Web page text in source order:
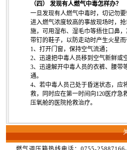
（四） 发现有人燃气中毒怎样办？
一旦发现有人燃气中毒时，切记勿要
进入燃气浓度较高的事故现场时，
施，可用湿布、湿毛巾等捂住口鼻
带钉的鞋子，以防走动时产生火星而
1、打开门窗，保持空气流通；
2、迅速把中毒人员移到空气新鲜或
3、迅速解开中毒人员的衣裤、腰带
通。
4、若中毒人员己处于昏迷状态，应
救，同时应在第一时间向120医疗急
压氧舱的医院抢救治疗。